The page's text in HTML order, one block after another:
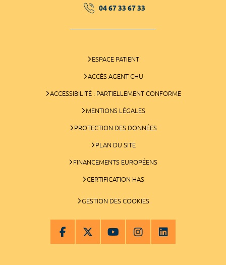
04 67 33 67 33
ESPACE PATIENT
ACCÈS AGENT CHU
ACCESSIBILITÉ : PARTIELLEMENT CONFORME
MENTIONS LÉGALES
PROTECTION DES DONNÉES
PLAN DU SITE
FINANCEMENTS EUROPÉENS
CERTIFICATION HAS
GESTION DES COOKIES